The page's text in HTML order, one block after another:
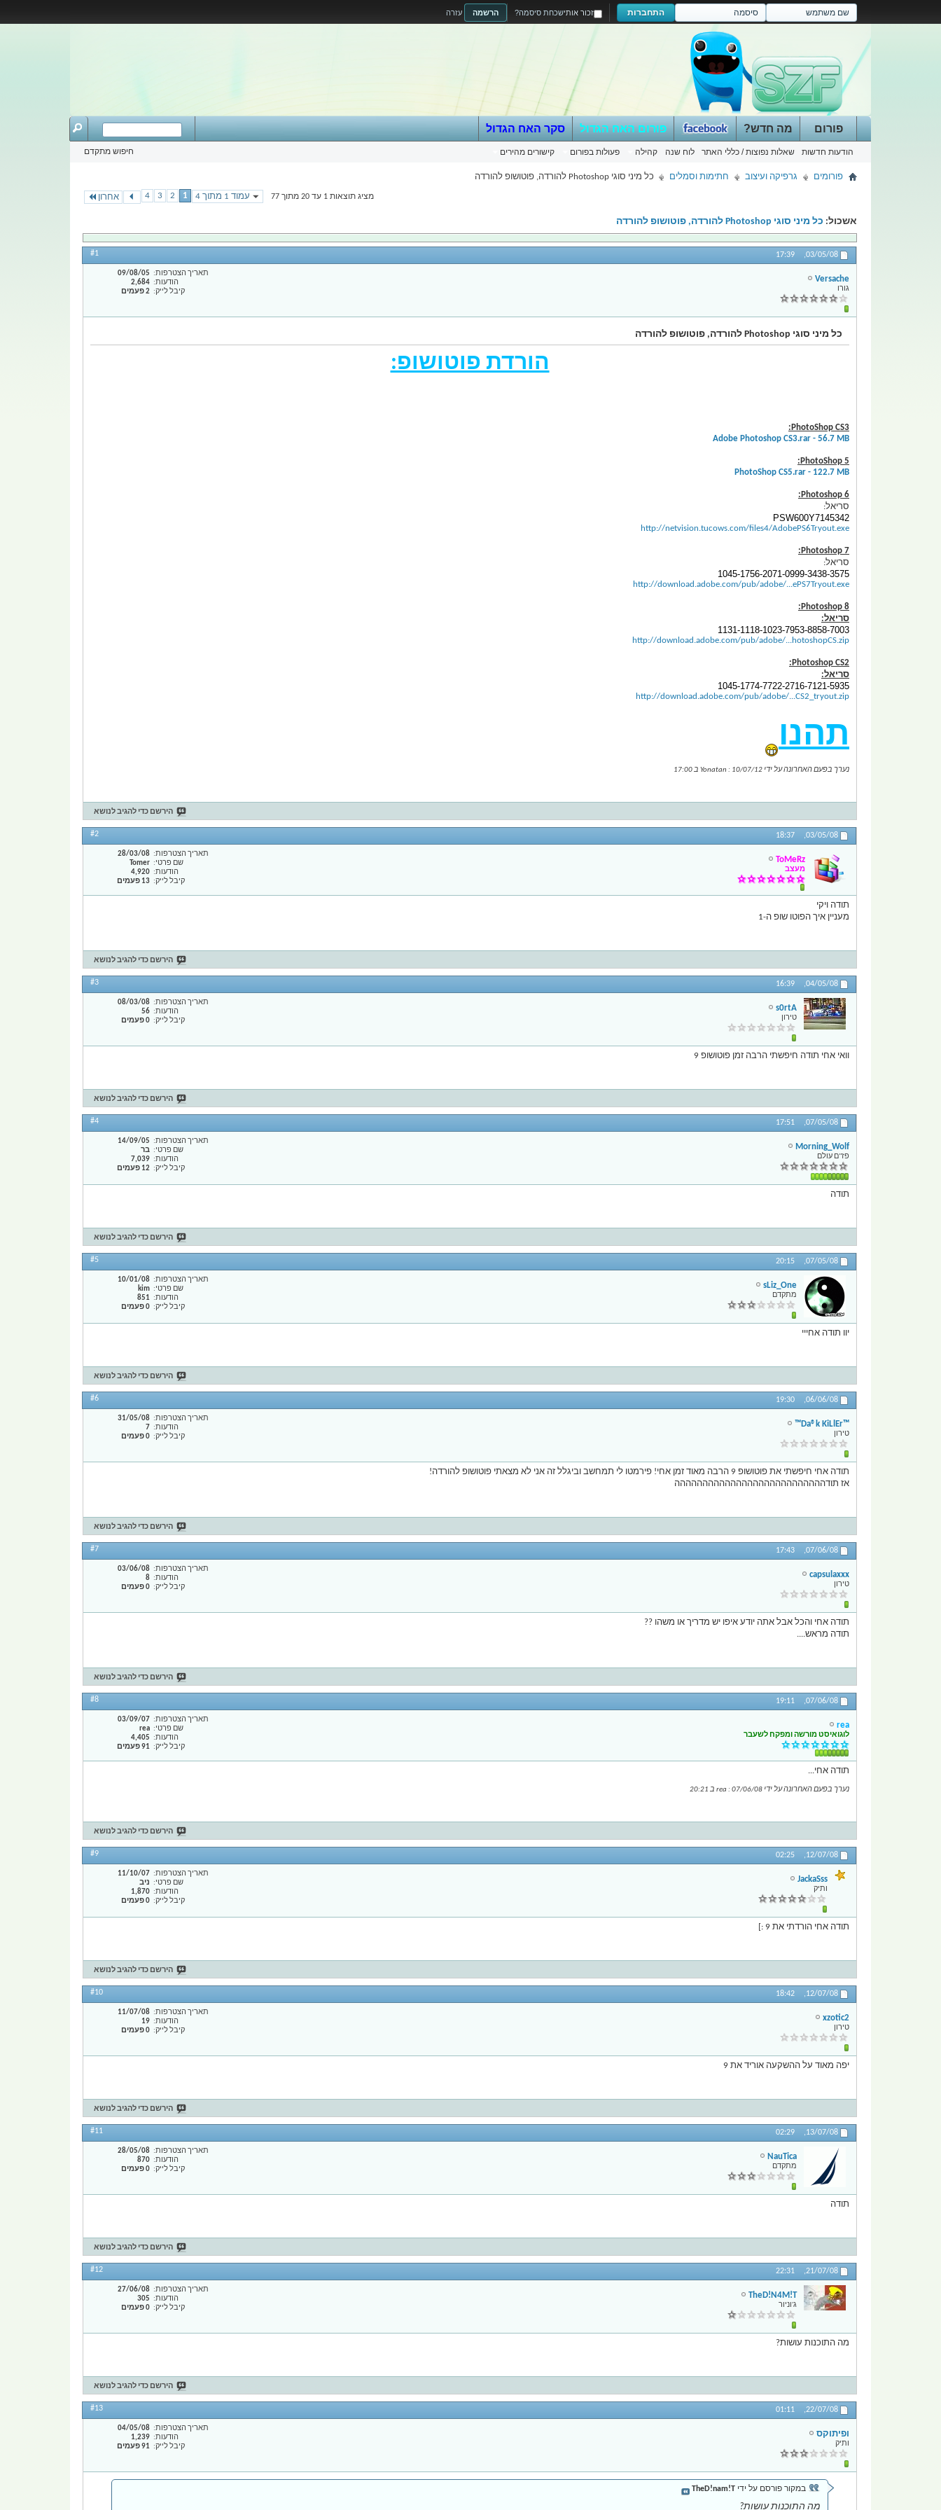
הרשמה עזרה התחברות זכור אותישכחת סיסמה?
פורום
הודעות חדשות שאלות נפוצות / כללי האתר לוח שנה קהילה פעולות בפורום קישורים מהירים
מה חדש? פורום האח הגדול סקר האח הגדול
חיפוש מתקדם
פורומים גרפיקה ועיצוב חתימות וסמלים כל מיני סוגי Photoshop להורדה, פוטושופ להורדה
עמוד 1 מתוך 4 1
2
3
4 אחרון מציג תוצאות 1 עד 20 מתוך 77
אשכול: כל מיני סוגי Photoshop להורדה, פוטושופ להורדה
03/05/08,
17:39
#1
Versache
גורו
תאריך הצטרפות
09/08/05
הודעות
2,684
קיבל לייק
2 פעמים
כל מיני סוגי Photoshop להורדה, פוטושופ להורדה
הורדת פוטושופ:
PhotoShop CS3:
Adobe Photoshop CS3.rar - 56.7 MB
PhotoShop 5:
PhotoShop CS5.rar - 122.7 MB
Photoshop 6:
סריאל:
PSW600Y7145342
http://netvision.tucows.com/files4/AdobePS6Tryout.exe
Photoshop 7:
סריאל:
1045-1756-2071-0999-3438-3575
http://download.adobe.com/pub/adobe/...ePS7Tryout.exe
Photoshop 8:
סריאל:
1131-1118-1023-7953-8858-7003
http://download.adobe.com/pub/adobe/...hotoshopCS.zip
Photoshop CS2:
סריאל:
1045-1774-7722-2716-7121-5935
http://download.adobe.com/pub/adobe/...CS2_tryout.zip
תהנו
נערך בפעם האחרונה על ידי Yonatan : 10/07/12 ב 17:00
הירשם כדי להגיב לנושא
03/05/08,
18:37
#2
ToMeRz
מעצב
תאריך הצטרפות
28/03/08
שם פרטי
Tomer
הודעות
4,920
קיבל לייק
13 פעמים
תודה ויקי
מעניין איך הפוטו שופ ה-1
הירשם כדי להגיב לנושא
04/05/08,
16:39
#3
s0rtA
טירון
תאריך הצטרפות
08/03/08
הודעות
56
קיבל לייק
0 פעמים
וואי אחי תודה חיפשתי הרבה זמן פוטושופ 9
הירשם כדי להגיב לנושא
07/05/08,
17:51
#4
Morning_Wolf
פז"ם עולם
תאריך הצטרפות
14/09/05
שם פרטי
בר
הודעות
7,039
קיבל לייק
12 פעמים
תודה
הירשם כדי להגיב לנושא
07/05/08,
20:15
#5
sLiz_One
מתקדם
תאריך הצטרפות
10/01/08
שם פרטי
kim
הודעות
851
קיבל לייק
0 פעמים
יוו תודה אחייי
הירשם כדי להגיב לנושא
06/06/08,
19:30
#6
™Da®k KiLlEr™
טירון
תאריך הצטרפות
31/05/08
הודעות
7
קיבל לייק
0 פעמים
תודה אחי חיפשתי את פוטושופ 9 הרבה מאוד זמן אחי! פירמטו לי תמחשב וביגלל זה אני לא מצאתי פוטושופ להורדה!
אז תודההההההההההההההההההההההההההה
הירשם כדי להגיב לנושא
07/06/08,
17:43
#7
capsulaxxx
טירון
תאריך הצטרפות
03/06/08
הודעות
8
קיבל לייק
0 פעמים
תודה אחי והכל אבל אתה יודע איפו יש מדריך או משהו ??
תודה מראש....
הירשם כדי להגיב לנושא
07/06/08,
19:11
#8
rea
לוגואיסט מורשה ומפקח לשעבר
תאריך הצטרפות
03/09/07
שם פרטי
rea
הודעות
4,405
קיבל לייק
91 פעמים
תודה אחי...
נערך בפעם האחרונה על ידי rea : 07/06/08 ב 20:21
הירשם כדי להגיב לנושא
12/07/08,
02:25
#9
JackaSss
ותיק
תאריך הצטרפות
11/10/07
שם פרטי
ניב
הודעות
1,870
קיבל לייק
0 פעמים
תודה אחי הורדתי את 9 :]
הירשם כדי להגיב לנושא
12/07/08,
18:42
#10
xzotic2
טירון
תאריך הצטרפות
11/07/08
הודעות
19
קיבל לייק
0 פעמים
יפה מאוד על ההשקעה אוריד את 9
הירשם כדי להגיב לנושא
13/07/08,
02:29
#11
NauTica
מתקדם
תאריך הצטרפות
28/05/08
הודעות
870
קיבל לייק
0 פעמים
תודה
הירשם כדי להגיב לנושא
21/07/08,
22:31
#12
TheD!N4M!T
ג'וניור
תאריך הצטרפות
27/06/08
הודעות
305
קיבל לייק
0 פעמים
מה התוכנות עושות?
הירשם כדי להגיב לנושא
22/07/08,
01:11
#13
ופיתוקס
ותיק
תאריך הצטרפות
04/05/08
הודעות
1,239
קיבל לייק
91 פעמים
במקור פורסם על ידי TheD!nam!T
מה התוכנות עושות?